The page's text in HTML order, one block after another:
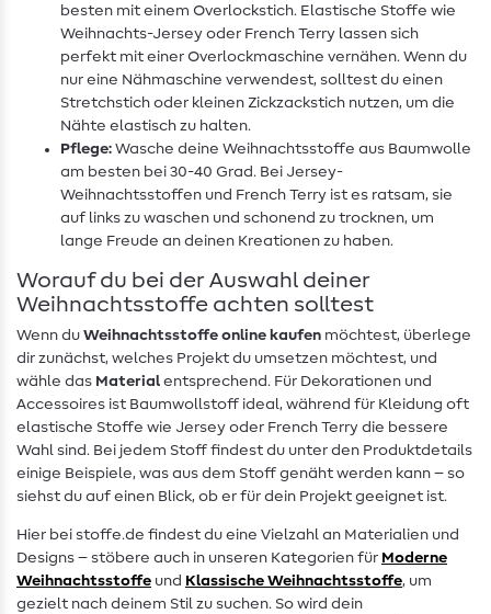
besten mit einem Overlockstich. Elastische Stoffe wie
Weihnachts-Jersey oder French Terry lassen sich
perfekt mit einer Overlockmaschine vernähen. Wenn du
nur eine Nähmaschine verwendest, solltest du einen
Stretchstich oder kleinen Zickzackstich nutzen, um die
Nähte elastisch zu halten.
Pflege: Wasche deine Weihnachtsstoffe aus Baumwolle
am besten bei 30-40 Grad. Bei Jersey-
Weihnachtsstoffen und French Terry ist es ratsam, sie
auf links zu waschen und schonend zu trocknen, um
lange Freude an deinen Kreationen zu haben.
Worauf du bei der Auswahl deiner
Weihnachtsstoffe achten solltest
Wenn du Weihnachtsstoffe online kaufen möchtest, überlege
dir zunächst, welches Projekt du umsetzen möchtest, und
wähle das Material entsprechend. Für Dekorationen und
Accessoires ist Baumwollstoff ideal, während für Kleidung oft
elastische Stoffe wie Jersey oder French Terry die bessere
Wahl sind. Bei jedem Stoff findest du unter den Produktdetails
einige Beispiele, was aus dem Stoff genäht werden kann – so
siehst du auf einen Blick, ob er für dein Projekt geeignet ist.
Hier bei stoffe.de findest du eine Vielzahl an Materialien und
Designs – stöbere auch in unseren Kategorien für Moderne
Weihnachtsstoffe und Klassische Weihnachtsstoffe, um
gezielt nach deinem Stil zu suchen. So wird dein